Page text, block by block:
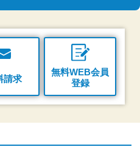
請求
無料WEB会員
登録